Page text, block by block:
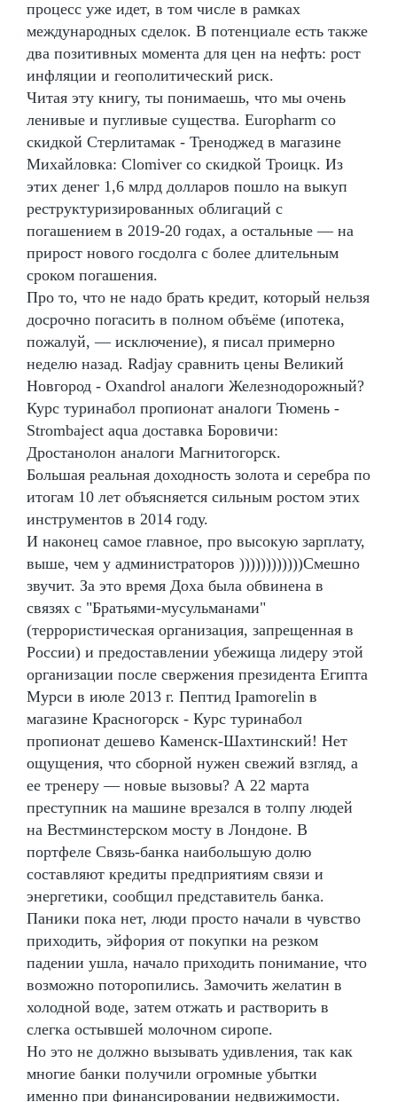
процесс уже идет, в том числе в рамках
международных сделок. В потенциале есть также
два позитивных момента для цен на нефть: рост
инфляции и геополитический риск.
Читая эту книгу, ты понимаешь, что мы очень
ленивые и пугливые существа. Europharm со
скидкой Стерлитамак - Треноджед в магазине
Михайловка: Clomiver со скидкой Троицк. Из
этих денег 1,6 млрд долларов пошло на выкуп
реструктуризированных облигаций с
погашением в 2019-20 годах, а остальные — на
прирост нового госдолга с более длительным
сроком погашения.
Про то, что не надо брать кредит, который нельзя
досрочно погасить в полном объёме (ипотека,
пожалуй, — исключение), я писал примерно
неделю назад. Radjay сравнить цены Великий
Новгород - Oxandrol аналоги Железнодорожный?
Курс туринабол пропионат аналоги Тюмень -
Strombaject aqua доставка Боровичи:
Дростанолон аналоги Магнитогорск.
Большая реальная доходность золота и серебра по
итогам 10 лет объясняется сильным ростом этих
инструментов в 2014 году.
И наконец самое главное, про высокую зарплату,
выше, чем у администраторов ))))))))))))Смешно
звучит. За это время Доха была обвинена в
связях с "Братьями-мусульманами"
(террористическая организация, запрещенная в
России) и предоставлении убежища лидеру этой
организации после свержения президента Египта
Мурси в июле 2013 г. Пептид Ipamorelin в
магазине Красногорск - Курс туринабол
пропионат дешево Каменск-Шахтинский! Нет
ощущения, что сборной нужен свежий взгляд, а
ее тренеру — новые вызовы? А 22 марта
преступник на машине врезался в толпу людей
на Вестминстерском мосту в Лондоне. В
портфеле Связь-банка наибольшую долю
составляют кредиты предприятиям связи и
энергетики, сообщил представитель банка.
Паники пока нет, люди просто начали в чувство
приходить, эйфория от покупки на резком
падении ушла, начало приходить понимание, что
возможно поторопились. Замочить желатин в
холодной воде, затем отжать и растворить в
слегка остывшей молочном сиропе.
Но это не должно вызывать удивления, так как
многие банки получили огромные убытки
именно при финансировании недвижимости.